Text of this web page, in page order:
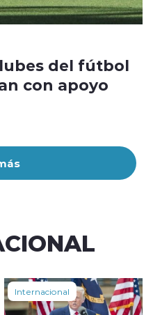
del fútbol
con apoyo
Internacional